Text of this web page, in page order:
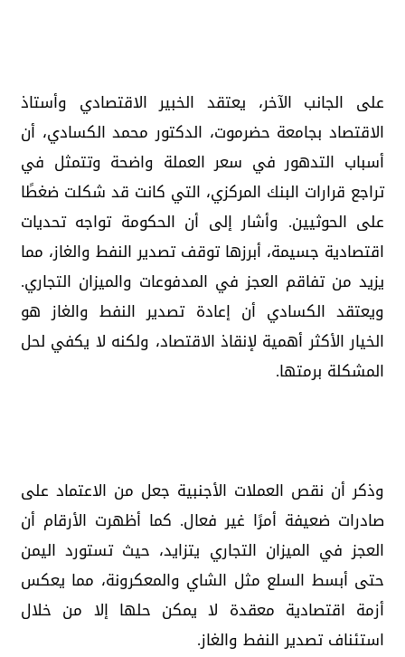
على الجانب الآخر، يعتقد الخبير الاقتصادي وأستاذ
الاقتصاد بجامعة حضرموت، الدكتور محمد الكسادي، أن
أسباب التدهور في سعر العملة واضحة وتتمثل في
تراجع قرارات البنك المركزي، التي كانت قد شكلت ضغطًا
على الحوثيين. وأشار إلى أن الحكومة تواجه تحديات
اقتصادية جسيمة، أبرزها توقف تصدير النفط والغاز، مما
يزيد من تفاقم العجز في المدفوعات والميزان التجاري.
ويعتقد الكسادي أن إعادة تصدير النفط والغاز هو
الخيار الأكثر أهمية لإنقاذ الاقتصاد، ولكنه لا يكفي لحل
المشكلة برمتها.
وذكر أن نقص العملات الأجنبية جعل من الاعتماد على
صادرات ضعيفة أمرًا غير فعال. كما أظهرت الأرقام أن
العجز في الميزان التجاري يتزايد، حيث تستورد اليمن
حتى أبسط السلع مثل الشاي والمعكرونة، مما يعكس
أزمة اقتصادية معقدة لا يمكن حلها إلا من خلال
استئناف تصدير النفط والغاز.